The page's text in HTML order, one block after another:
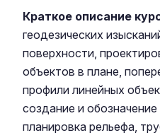
Краткое описание
геодезических
поверхности,
объектов в плане,
профили линейных
создание и
планировка рельефа,